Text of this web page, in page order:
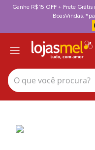
Ganhe R$15 OFF + Frete
BoasVindas.
O que você procura?